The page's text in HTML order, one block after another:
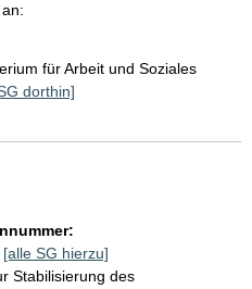
für Arbeit und Soziales
dorthin]
[alle SG hierzu]
Stabilisierung des